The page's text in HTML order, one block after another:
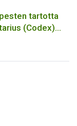
tartotta
(Codex)